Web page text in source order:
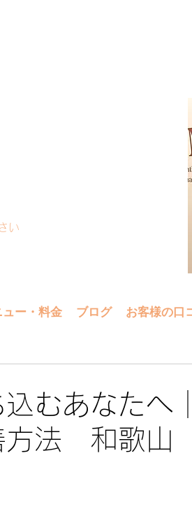
い
ー・料金 ブログ お客様の口
むあなたへ
方法 和歌